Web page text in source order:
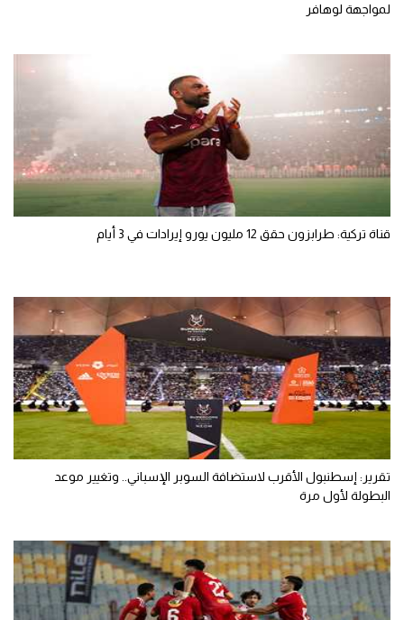
لمواجهة لوهافر
قناة تركية: طرابزون حقق 12 مليون يورو إيرادات في 3 أيام
تقرير: إسطنبول الأقرب لاستضافة السوبر الإسباني.. وتغيير موعد
البطولة لأول مرة